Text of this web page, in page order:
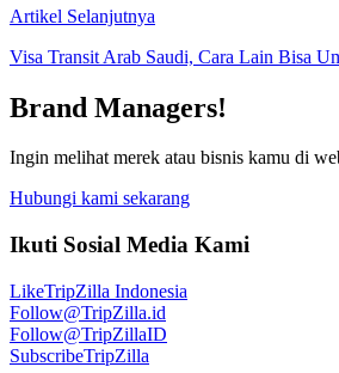
Artikel Selanjutnya
Visa Transit Arab Saudi, Cara Lain Bisa
Brand Managers!
Ingin melihat merek atau bisnis kamu di
Hubungi kami sekarang
Ikuti Sosial Media Kami
LikeTripZilla Indonesia
Follow@TripZilla.id
Follow@TripZillaID
SubscribeTripZilla